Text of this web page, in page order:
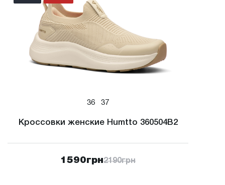
36 37
Кроссовки женские Humtto 360504B2
1590грн2190грн